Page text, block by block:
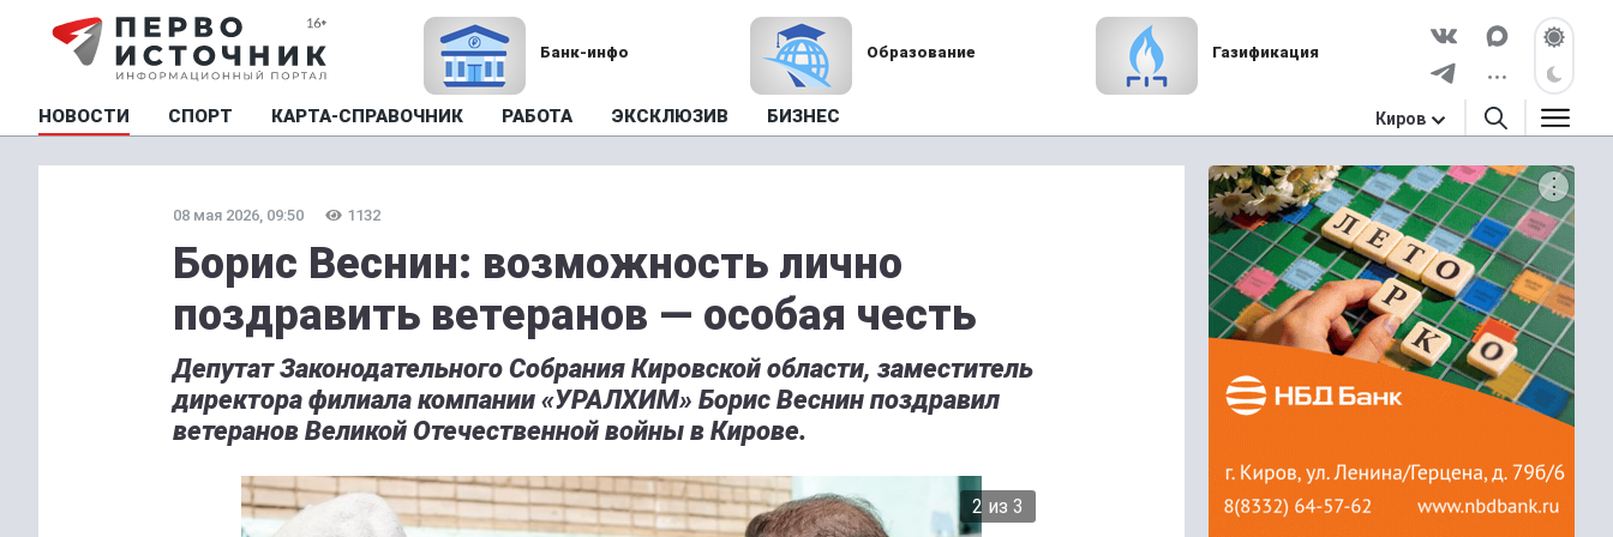
Банк-инфо Образование Газификация
НОВОСТИ СПОРТ КАРТА-СПРАВОЧНИК РАБОТА ЭКСКЛЮЗИВ БИЗНЕС Киров
08 мая 2026, 09:50 1132
Борис Веснин: возможность лично
поздравить ветеранов — особая честь
Депутат Законодательного Собрания Кировской области, заместитель
директора филиала компании «УРАЛХИМ» Борис Веснин поздравил
ветеранов Великой Отечественной войны в Кирове.
2 из 3